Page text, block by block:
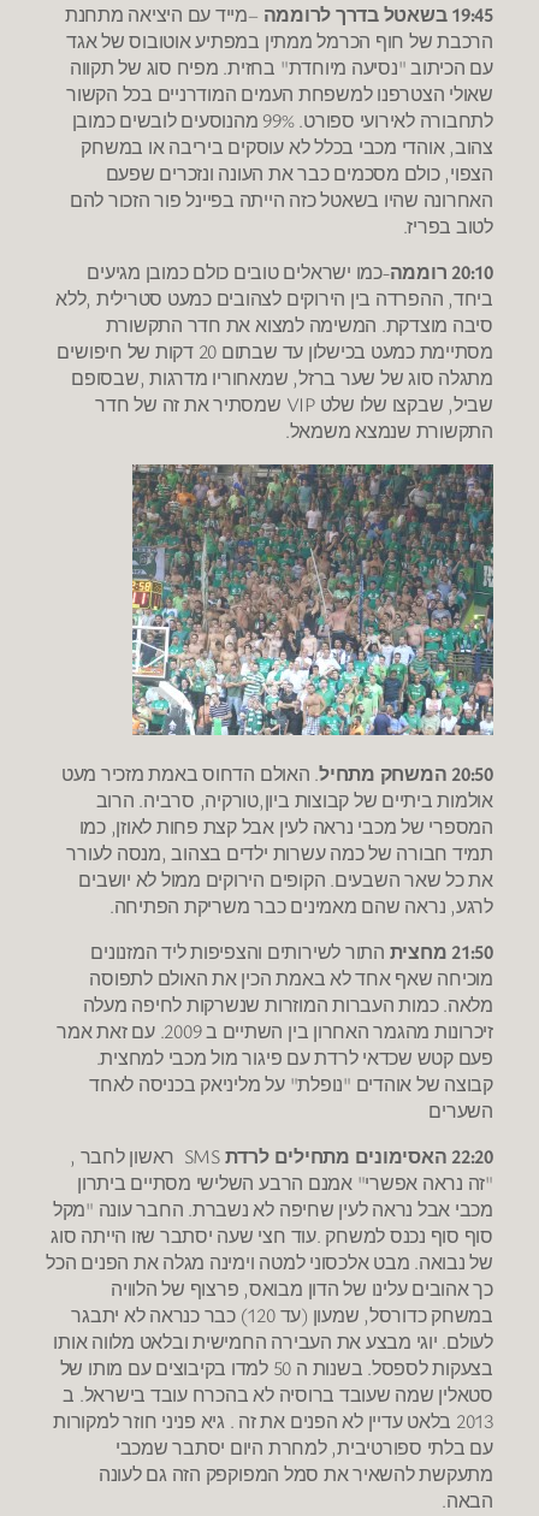
19:45 בשאטל בדרך לרוממה
–מייד עם היציאה מתחנת
הרכבת של חוף הכרמל ממתין במפתיע אוטובוס של אגד
עם הכיתוב "נסיעה מיוחדת" בחזית. מפיח סוג של תקווה
שאולי הצטרפנו למשפחת העמים המודרניים בכל הקשור
לתחבורה לאירועי ספורט. 99% מהנוסעים לובשים כמובן
צהוב, אוהדי מכבי בכלל לא עוסקים ביריבה או במשחק
הצפוי, כולם מסכמים כבר את העונה ונזכרים שפעם
האחרונה שהיו בשאטל כזה הייתה בפיינל פור הזכור להם
לטוב בפריז.
20:10 רוממה
-כמו ישראלים טובים כולם כמובן מגיעים
ביחד, ההפרדה בין הירוקים לצהובים כמעט סטרילית ,ללא
סיבה מוצדקת. המשימה למצוא את חדר התקשורת
מסתיימת כמעט בכישלון עד שבתום 20 דקות של חיפושים
מתגלה סוג של שער ברזל, שמאחוריו מדרגות ,שבסופם
שביל, שבקצו שלו שלט VIP שמסתיר את זה של חדר
התקשורת שנמצא משמאל.
20:50 המשחק מתחיל
. האולם הדחוס באמת מזכיר מעט
אולמות ביתיים של קבוצות ביון,טורקיה, סרביה. הרוב
המספרי של מכבי נראה לעין אבל קצת פחות לאוזן, כמו
תמיד חבורה של כמה עשרות ילדים בצהוב ,מנסה לעורר
את כל שאר השבעים. הקופים הירוקים ממול לא יושבים
לרגע, נראה שהם מאמינים כבר משריקת הפתיחה.
21:50 מחצית
התור לשירותים והצפיפות ליד המזנונים
מוכיחה שאף אחד לא באמת הכין את האולם לתפוסה
מלאה. כמות העברות המוזרות שנשרקות לחיפה מעלה
זיכרונות מהגמר האחרון בין השתיים ב 2009. עם זאת אמר
פעם קטש שכדאי לרדת עם פיגור מול מכבי למחצית.
קבוצה של אוהדים "נופלת" על מליניאק בכניסה לאחד
השערים
22:20 האסימונים מתחילים לרדת
SMS ראשון לחבר ,
"זה נראה אפשרי" אמנם הרבע השלישי מסתיים ביתרון
מכבי אבל נראה לעין שחיפה לא נשברת. החבר עונה "מקל
סוף סוף נכנס למשחק .עוד חצי שעה יסתבר שזו הייתה סוג
של נבואה. מבט אלכסוני למטה וימינה מגלה את הפנים הכל
כך אהובים עלינו של הדון מבואס, פרצוף של הלוויה
במשחק כדורסל, שמעון (עד 120) כבר כנראה לא יתבגר
לעולם. יוגי מבצע את העבירה החמישית ובלאט מלווה אותו
בצעקות לספסל. בשנות ה 50 למדו בקיבוצים עם מותו של
סטאלין שמה שעובד ברוסיה לא בהכרח עובד בישראל. ב
2013 בלאט עדיין לא הפנים את זה . גיא פניני חוזר למקורות
עם בלתי ספורטיבית, למחרת היום יסתבר שמכבי
מתעקשת להשאיר את סמל המפוקפק הזה גם לעונה
הבאה.